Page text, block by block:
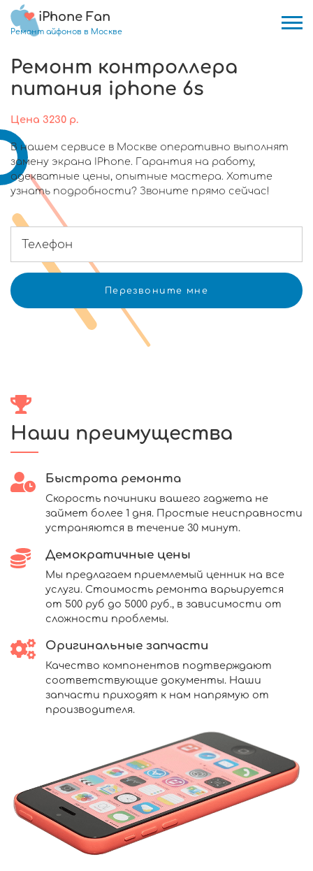
iPhone Fan
Ремонт айфонов в Москве
Ремонт контроллера
питания iphone 6s
Цена 3230 р.
В нашем сервисе в Москве оперативно выполнят
замену экрана IPhone. Гарантия на работу,
адекватные цены, опытные мастера. Хотите
узнать подробности? Звоните прямо сейчас!
Наши преимущества
Быстрота ремонта
Скорость починики вашего гаджета не
займет более 1 дня. Простые неисправности
устраняются в течение 30 минут.
Демократичные цены
Мы предлагаем приемлемый ценник на все
услуги. Стоимость ремонта варьируется
от 500 руб до 5000 руб., в зависимости от
сложности проблемы.
Оригинальные запчасти
Качество компонентов подтверждают
соответствующие документы. Наши
запчасти приходят к нам напрямую от
производителя.